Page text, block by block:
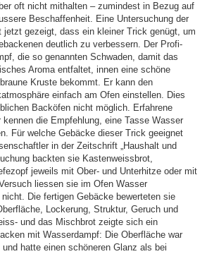
oft nicht mithalten – zumindest in Bezug auf
Beschaffenheit. Eine Untersuchung der
jetzt gezeigt, dass ein kleiner Trick genügt, um
deutlich zu verbessern. Der Profi-
die so genannten Schwaden, damit das
Aroma entfaltet, innen eine schöne
Kruste bekommt. Er kann den
einfach am Ofen einstellen. Dies
Backöfen nicht möglich. Erfahrene
kennen die Empfehlung, eine Tasse Wasser
Für welche Gebäcke dieser Trick geeignet
in der Zeitschrift „Haushalt und
backten sie Kastenweissbrot,
jeweils mit Ober- und Unterhitze oder mit
liessen sie im Ofen Wasser
Die fertigen Gebäcke bewerteten sie
Lockerung, Struktur, Geruch und
und das Mischbrot zeigte sich ein
mit Wasserdampf: Die Oberfläche war
hatte einen schöneren Glanz als bei